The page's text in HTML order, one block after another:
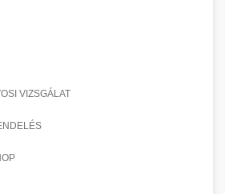
VIZSGÁLAT